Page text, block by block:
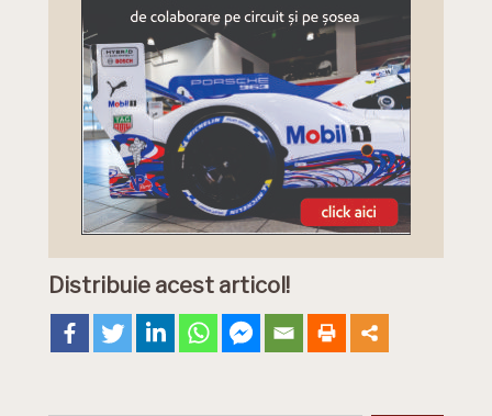
Distribuie acest articol!